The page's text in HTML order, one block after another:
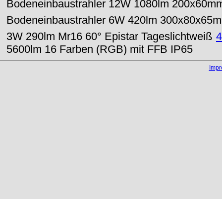
Bodeneinbaustrahler 12W 1080lm
Bodeneinbaustrahler 6W 420lm
3W 290lm Mr16 60° Epistar Tageslichtweiß
5600lm 16 Farben (RGB) mit FFB IP65